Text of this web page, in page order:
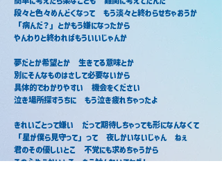
段々と色々めんどくなって　もう淡々と終わらせちゃおうか
「病んだ？」とかもう嫌になったから
やんわりと終わればもういいじゃんか
夢だとか希望とか　生きてる意味とか
別にそんなものはさして必要ないから
具体的でわかりやすい　機会をください
泣き場所探すうちに　もう泣き疲れちゃったよ
きれいごとって嫌い　だって期待しちゃっても形になんなくて
「星が僕ら見守って」って　夜しかいないじゃん　ねぇ
君のその優しいとこ　不覚にも求めちゃうから
この心やらかいとこ　もう触んないでヤダ！